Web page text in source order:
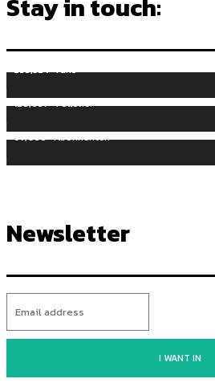
Stay in touch:
255,324 Fans
128,657 Follower
97,058 Abonnenten
Newsletter
I WANT IN